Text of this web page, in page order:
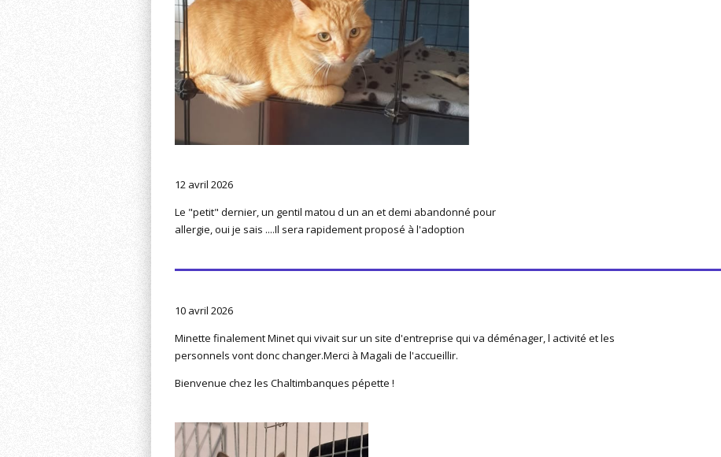
12 avril 2026
Le "petit" dernier, un gentil matou d un an et demi abandonné pour
allergie, oui je sais ....Il sera rapidement proposé à l'adoption
10 avril 2026
Minette finalement Minet qui vivait sur un site d'entreprise qui va déménager, l activité et les
personnels vont donc changer.Merci à Magali de l'accueillir.
Bienvenue chez les Chaltimbanques pépette !